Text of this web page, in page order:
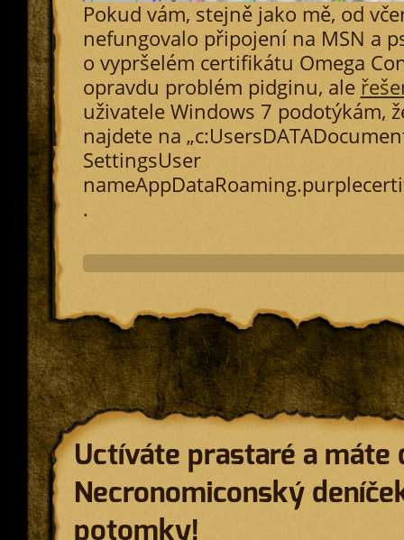
Pokud vám, stejně jako mě, od
nefungovalo připojení na MSN a
o vypršelém certifikátu Omega
opravdu problém pidginu, ale
uživatele Windows 7 podotýkám,
najdete na
SettingsUser
.
Uctíváte prastaré a máte
Necronomiconský
potomky!